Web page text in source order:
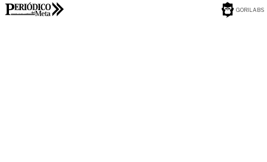
GORILABS